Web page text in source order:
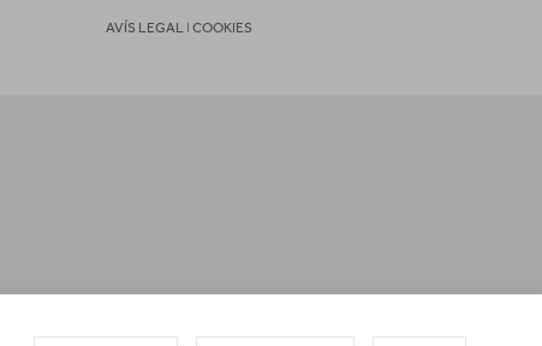
AVÍS LEGALI COOKIES